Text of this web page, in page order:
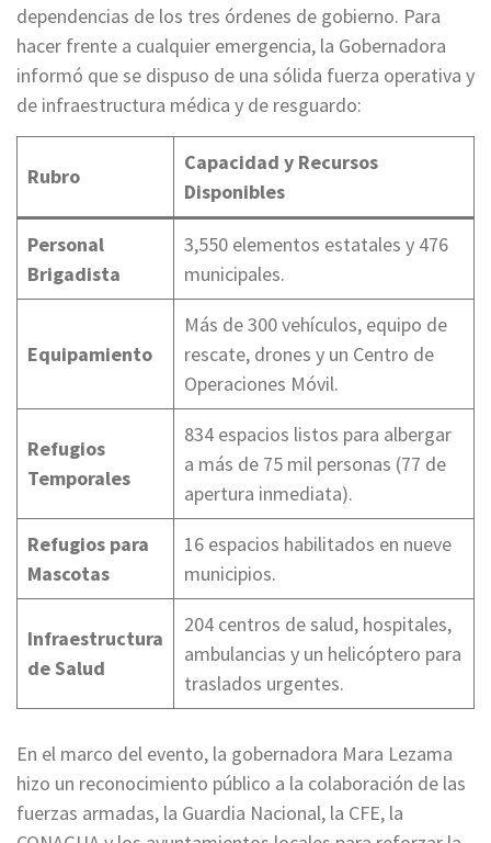
dependencias de los tres órdenes de gobierno. Para
hacer frente a cualquier emergencia, la Gobernadora
informó que se dispuso de una sólida fuerza operativa y
de infraestructura médica y de resguardo:
Rubro
Capacidad y Recursos
Disponibles
Personal
Brigadista
3,550 elementos estatales y 476
municipales.
Equipamiento
Más de 300 vehículos, equipo de
rescate, drones y un Centro de
Operaciones Móvil.
Refugios
Temporales
834 espacios listos para albergar
a más de 75 mil personas (77 de
apertura inmediata).
Refugios para
Mascotas
16 espacios habilitados en nueve
municipios.
Infraestructura
de Salud
204 centros de salud, hospitales,
ambulancias y un helicóptero para
traslados urgentes.
En el marco del evento, la gobernadora Mara Lezama
hizo un reconocimiento público a la colaboración de las
fuerzas armadas, la Guardia Nacional, la CFE, la